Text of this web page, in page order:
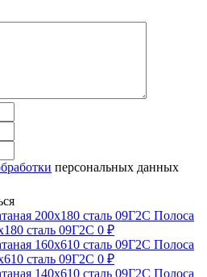
персональных данных
Полоса
сталь 09Г2С 0 ₽
Полоса
сталь 09Г2С 0 ₽
Полоса